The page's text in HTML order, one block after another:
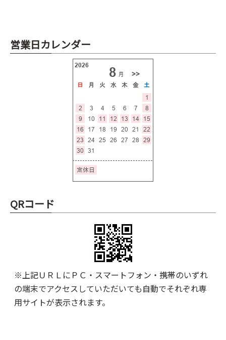
営業日カレンダー
QRコード
※上記ＵＲＬにＰＣ・スマートフォン・携帯のいずれ
の端末でアクセスしていただいても自動でそれぞれ専
用サイトが表示されます。